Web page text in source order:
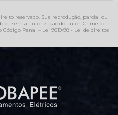
reservado. Sua reprodução, parcial ou
sem a autorização do autor. Crime de
Código Penal – Lei 9610/98 - Lei de direitos